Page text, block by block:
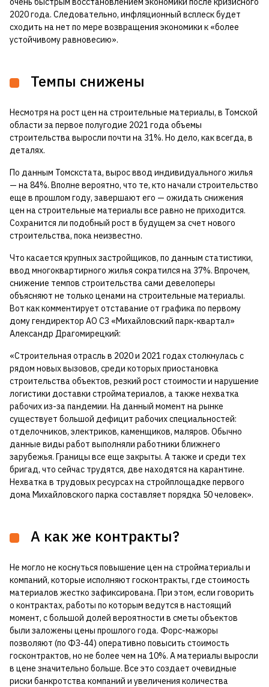
2020 года. Следовательно, инфляционный всплеск будет
сходить на нет по мере возвращения экономики к «более
устойчивому равновесию».
Темпы снижены
Несмотря на рост цен на строительные материалы, в Томской
области за первое полугодие 2021 года объемы
строительства выросли почти на 31%. Но дело, как всегда, в
деталях.
По данным Томскстата, вырос ввод индивидуального жилья
— на 84%. Вполне вероятно, что те, кто начали строительство
еще в прошлом году, завершают его — ожидать снижения
цен на строительные материалы все равно не приходится.
Сохранится ли подобный рост в будущем за счет нового
строительства, пока неизвестно.
Что касается крупных застройщиков, по данным статистики,
ввод многоквартирного жилья сократился на 37%. Впрочем,
снижение темпов строительства сами девелоперы
объясняют не только ценами на строительные материалы.
Вот как комментирует отставание от графика по первому
дому гендиректор АО СЗ «Михайловский парк-квартал»
Александр Драгомирецкий:
«Строительная отрасль в 2020 и 2021 годах столкнулась с
рядом новых вызовов, среди которых приостановка
строительства объектов, резкий рост стоимости и нарушение
логистики доставки стройматериалов, а также нехватка
рабочих из-за пандемии. На данный момент на рынке
существует большой дефицит рабочих специальностей:
отделочников, электриков, каменщиков, маляров. Обычно
данные виды работ выполняли работники ближнего
зарубежья. Границы все еще закрыты. А также и среди тех
бригад, что сейчас трудятся, две находятся на карантине.
Нехватка в трудовых ресурсах на стройплощадке первого
дома Михайловского парка составляет порядка 50 человек».
А как же контракты?
Не могло не коснуться повышение цен на стройматериалы и
компаний, которые исполняют госконтракты, где стоимость
материалов жестко зафиксирована. При этом, если говорить
о контрактах, работы по которым ведутся в настоящий
момент, с большой долей вероятности в сметы объектов
были заложены цены прошлого года. Форс-мажоры
позволяют (по ФЗ-44) оперативно повысить стоимость
госконтрактов, но не более чем на 10%. А материалы выросли
в цене значительно больше. Все это создает очевидные
риски банкротства компаний и увеличения количества